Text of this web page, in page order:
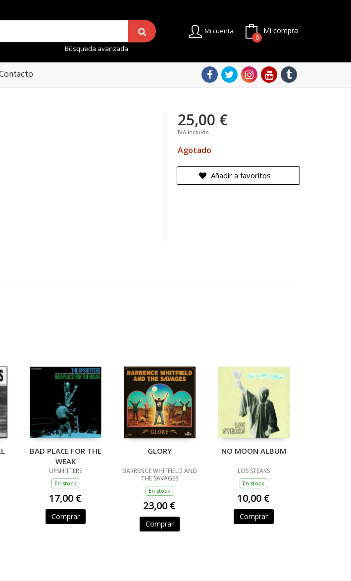
Búsqueda avanzada
Mi cuenta Mi compra
0
25,00 €
IVA incluido
Agotado
Añadir a favoritos
BAD PLACE FOR THE
WEAK
UPSHITTERS
En stock
17,00 €
Comprar
GLORY
BARRENCE WHITFIELD AND
THE SAVAGES
En stock
23,00 €
Comprar
NO MOON ALBUM
LOS STEAKS
En stock
10,00 €
Comprar